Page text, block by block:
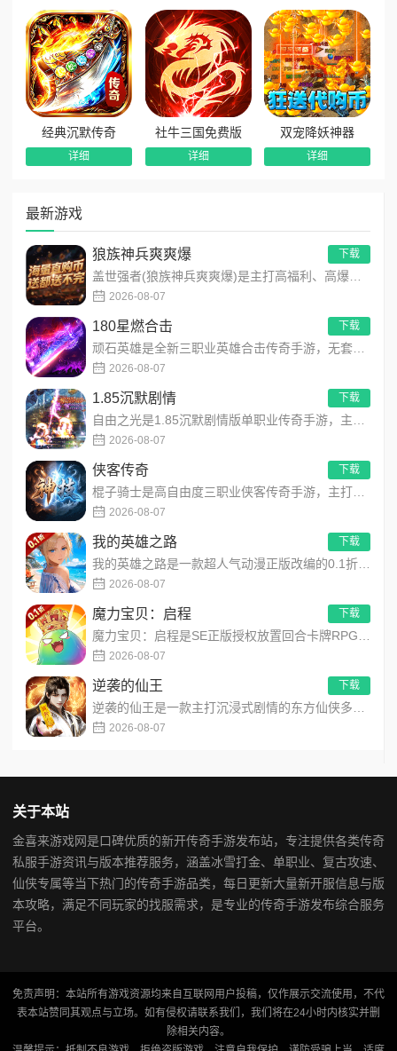
最新游戏
狼族神兵爽爽爆
2026-08-07
下载
180星燃合击
2026-08-07
下载
1.85沉默剧情
2026-08-07
下载
侠客传奇
2026-08-07
下载
我的英雄之路
2026-08-07
下载
魔力宝贝：启程
2026-08-07
下载
逆袭的仙王
2026-08-07
下载
经典沉默传奇
详细
社牛三国免费版
详细
双宠降妖神器
详细
关于本站
金喜来游戏网是口碑优质的新开传奇手游发布站，专注提供各类传奇
私服手游资讯与版本推荐服务，涵盖冰雪打金、单职业、复古攻速、
仙侠专属等当下热门的传奇手游品类，每日更新大量新开服信息与版
本攻略，满足不同玩家的找服需求，是专业的传奇手游发布综合服务
平台。
免责声明：本站所有游戏资源均来自互联网用户投稿，仅作展示交流使用，不代
表本站赞同其观点与立场。如有侵权请联系我们，我们将在24小时内核实并删
除相关内容。